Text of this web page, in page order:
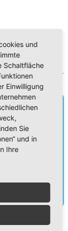
Zusammenarbeit
Wert auf die
und
Schaltfläche
Einwilligung
Sie
und in
Ihre